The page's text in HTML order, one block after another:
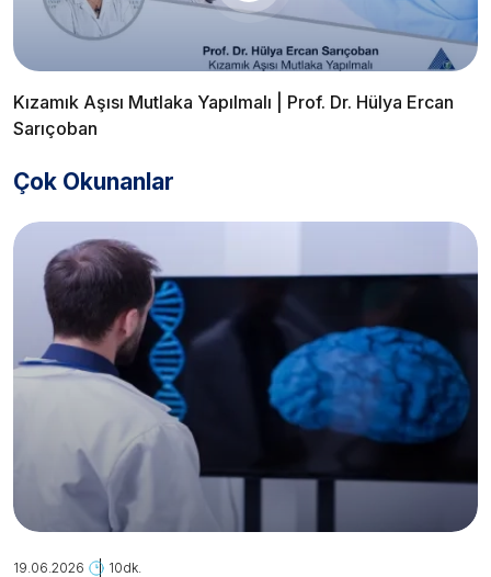
Kızamık Aşısı Mutlaka Yapılmalı | Prof. Dr. Hülya Ercan
Sarıçoban
Çok Okunanlar
19.06.2026 10dk.